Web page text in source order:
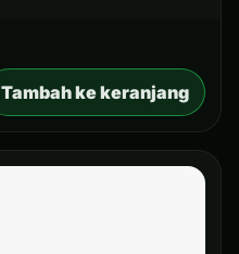
Tambah ke keranjang